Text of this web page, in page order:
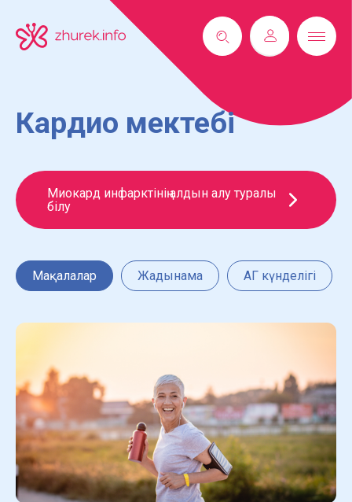
Кардио мектебі
Миокард инфарктінің алдын алу туралы
білу
Мақалалар Жадынама АГ күнделігі